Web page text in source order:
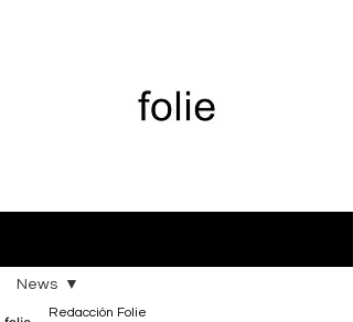
News
Redacción Folie